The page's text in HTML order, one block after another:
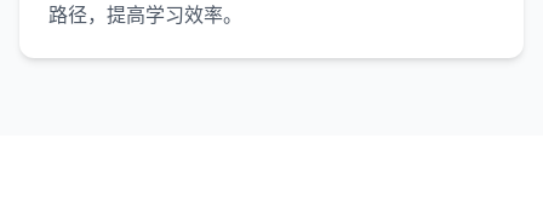
路径，提高学习效率。